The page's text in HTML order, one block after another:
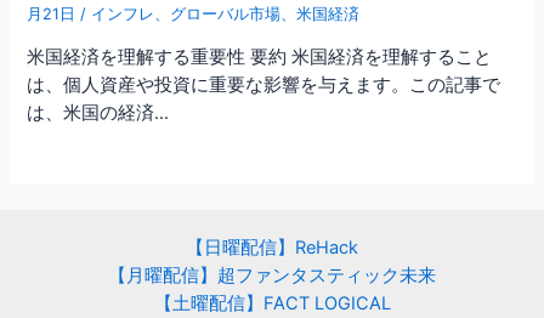
月21日 / インフレ グローバル市場 、米国経済
米国経済を理解する重要性 要約 米国経済を理解すること
は、個人資産や投資に重要な影響を与えます。この記事で
は、米国の経済…
【日曜配信】ReHack
【月曜配信】超ファンタスティック未来
【土曜配信】FACT LOGICAL